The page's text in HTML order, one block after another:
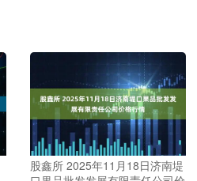
股鑫所 2025年11月18日济南堤